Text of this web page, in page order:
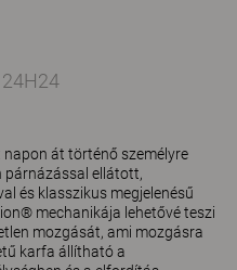
át történő személyre
párnázással ellátott,
és klasszikus megjelenésű
mechanikája lehetővé teszi
mozgását, ami mozgásra
karfa állítható a